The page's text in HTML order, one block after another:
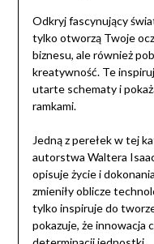
Odkryj fascynujący
tylko otworzą Twoje
biznesu, ale również
kreatywność. Te
utarte schematy i
ramkami.
Jedną z perełek w tej
autorstwa Waltera
opisuje życie i
zmieniły oblicze
tylko inspiruje do
pokazuje, że innowacja